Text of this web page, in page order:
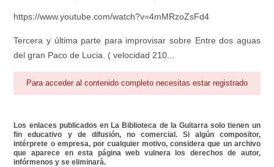
https://www.youtube.com/watch?v=4mMRzoZsFd4
Tercera y última parte para improvisar sobre Entre dos aguas
del gran Paco de Lucia. ( velocidad 210...
Para acceder al contenido completo necesitas estar registrado
Los enlaces publicados en La Biblioteca de la Guitarra solo tienen un
fin educativo y de difusión, no comercial. Si algún compositor,
intérprete o empresa, por cualquier motivo, considera que un archivo
que aparece en esta página web vulnera los derechos de autor,
infórmenos y se eliminará.